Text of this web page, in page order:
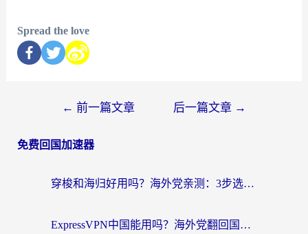
Spread the love
← 前一篇文章 后一篇文章 →
免费回国加速器
穿梭和海归好用吗？海外党亲测：3步选对回国加速器，无缝刷国内剧玩手游
ExpressVPN中国能用吗？海外党翻回国内的加速器选择指南（附番茄加速器实测）